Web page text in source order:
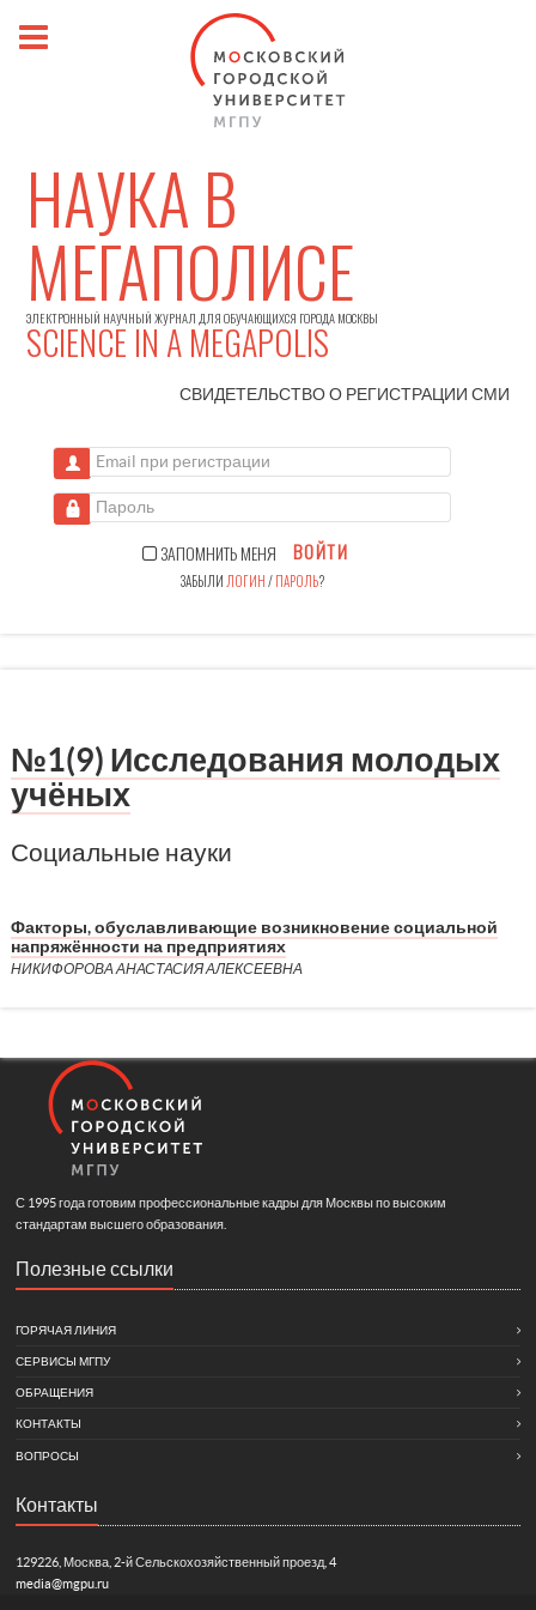
НАУКА В
МЕГАПОЛИСЕ
ЭЛЕКТРОННЫЙ НАУЧНЫЙ ЖУРНАЛ ДЛЯ ОБУЧАЮЩИХСЯ ГОРОДА МОСКВЫ
SCIENCE IN A MEGAPOLIS
СВИДЕТЕЛЬСТВО О РЕГИСТРАЦИИСМИ
Email при регистрации
Пароль
ЗАПОМНИТЬ МЕНЯ ВОЙТИ
ЗАБЫЛИ ЛОГИН/ПАРОЛЬ?
№1(9) Исследования молодых
учёных
Социальные науки
Факторы, обуславливающие возникновение социальной
напряжённости на предприятиях
НИКИФОРОВА АНАСТАСИЯ АЛЕКСЕЕВНА
С 1995 года готовим профессиональные кадры для Москвы по высоким
стандартам высшего образования.
Полезные ссылки
ГОРЯЧАЯ ЛИНИЯ
СЕРВИСЫ МГПУ
ОБРАЩЕНИЯ
КОНТАКТЫ
ВОПРОСЫ
Контакты
129226, Москва, 2-й Сельскохозяйственный проезд, 4
media@mgpu.ru